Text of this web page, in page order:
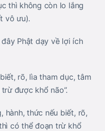
thì không còn lo lắng
vô ưu).
Phật dạy về lợi ích
rõ, lìa tham dục, tâm
được khổ não”.
hành, thức nếu biết, rõ,
có thể đoạn trừ khổ